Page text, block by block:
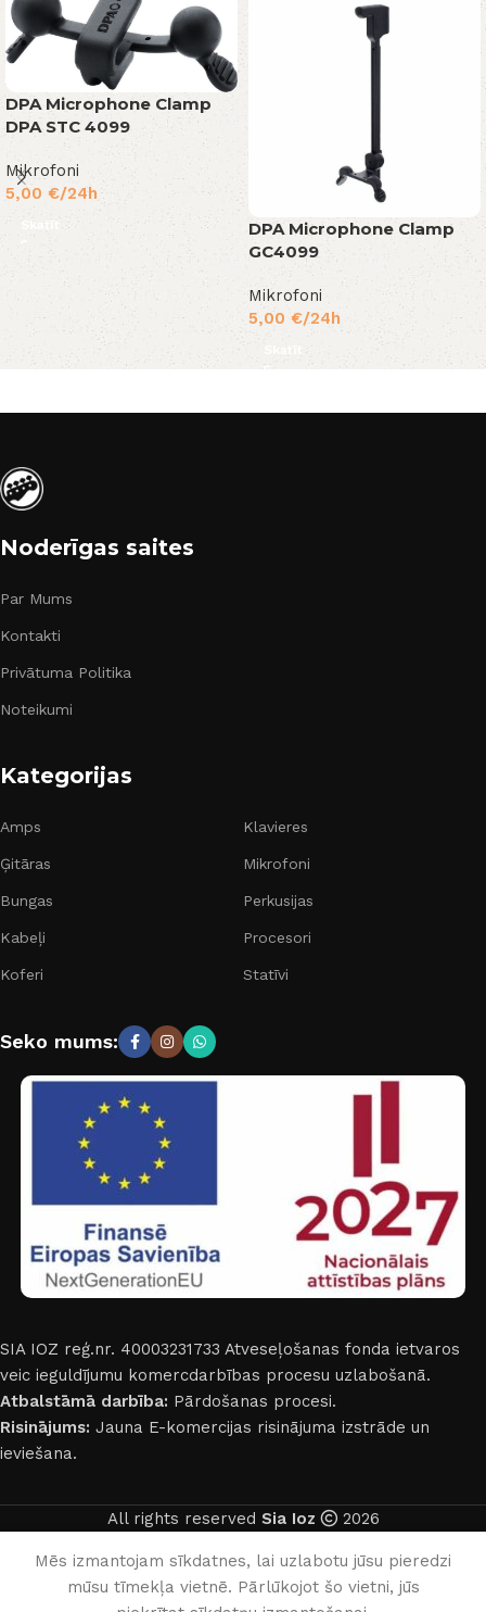
DPA Microphone Clamp
DPA STC 4099
Mikrofoni
5,00 €/24h
Skatīt
DPA Microphone Clamp
GC4099
Mikrofoni
5,00 €/24h
Noderīgas saites
Par Mums
Kontakti
Privātuma Politika
Noteikumi
Kategorijas
Amps
Ģitāras
Bungas
Kabeļi
Koferi
Klavieres
Mikrofoni
Perkusijas
Procesori
Statīvi
Seko mums:
SIA IOZ reģ.nr. 40003231733 Atveseļošanas fonda ietvaros
veic ieguldījumu komercdarbības procesu uzlabošanā.
Atbalstāmā darbība: Pārdošanas procesi.
Risinājums: Jauna E-komercijas risinājuma izstrāde un
ieviešana.
All rights reserved Sia Ioz 2026
Mēs izmantojam sīkdatnes, lai uzlabotu jūsu pieredzi
mūsu tīmekļa vietnē. Pārlūkojot šo vietni, jūs
Latviešu